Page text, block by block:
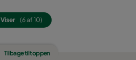
Viser (6 af 10)
Tilbage til toppen